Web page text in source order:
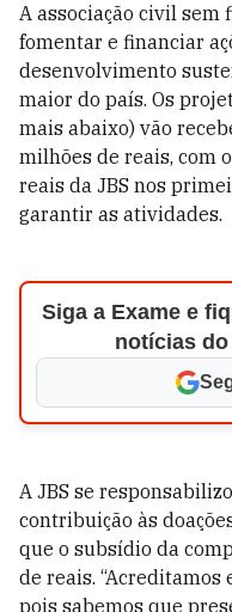
A associação civil sem
fomentar e financiar
desenvolvimento
maior do país. Os
mais abaixo) vão
milhões de reais, com
reais da JBS nos
garantir as atividades.
Siga a Exame e
notícias
A JBS se
contribuição às
que o subsídio da
de reais.
pois sabemos que